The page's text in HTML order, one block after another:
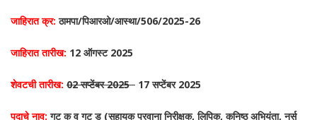
जाहिरात क्र:ठामपा/पिआरओ/आस्था/506/2025-26
जाहिरात तारीख: 12 ऑगस्ट 2025
शेवटची तारीख: 02 सप्टेंबर 2025 17 सप्टेंबर 2025
पदाचे नाव: गट क व गट ड (सहायक परवाना निरीक्षक, लिपिक, कनिष्ठ अभियंता, नर्स